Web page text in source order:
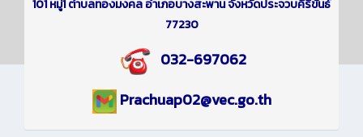
101 หมู่1 ตำบลทองมงคล อำเภอบางสะพาน จังหวัดประจวบคีรีขันธ์
77230
032-697062
Prachuap02@vec.go.th